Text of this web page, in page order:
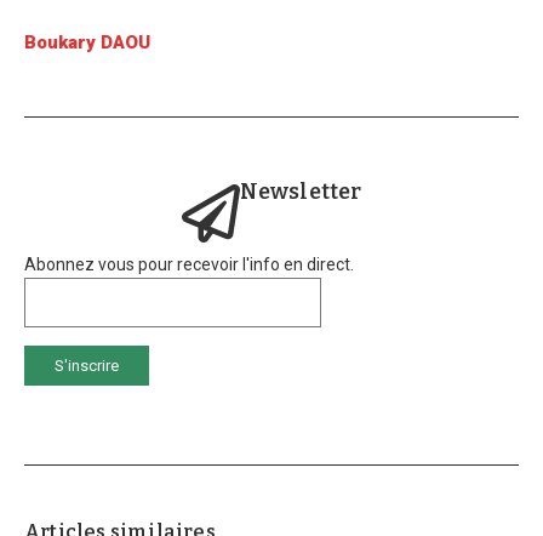
Boukary DAOU
Newsletter
Abonnez vous pour recevoir l'info en direct.